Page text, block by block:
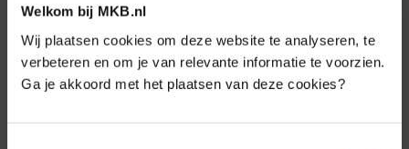
Welkom bij MKB.nl
Wij plaatsen cookies om deze website te analyseren, te
verbeteren en om je van relevante informatie te voorzien.
Ga je akkoord met het plaatsen van deze cookies?
Schrijf je in
Direct naar
Over ons